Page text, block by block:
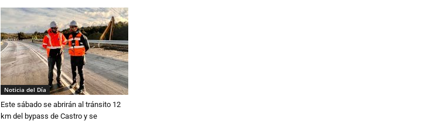
Noticia del Día
Este sábado se abrirán al tránsito 12
km del bypass de Castro y se